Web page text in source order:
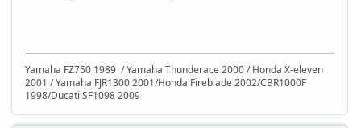
Yamaha FZ750 1989 / Yamaha Thunderace 2000 / Honda X-eleven
2001 / Yamaha FJR1300 2001/Honda Fireblade 2002/CBR1000F
1998/Ducati SF1098 2009